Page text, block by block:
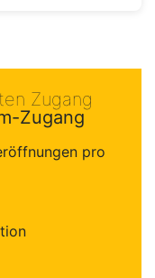
Zugang
Zugang
pro